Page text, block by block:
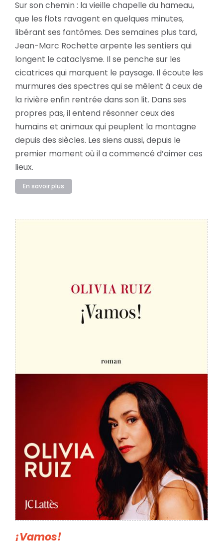
Sur son chemin : la vieille chapelle du hameau,
que les flots ravagent en quelques minutes,
libérant ses fantômes. Des semaines plus tard,
Jean-Marc Rochette arpente les sentiers qui
longent le cataclysme. Il se penche sur les
cicatrices qui marquent le paysage. Il écoute les
murmures des spectres qui se mêlent à ceux de
la rivière enfin rentrée dans son lit. Dans ses
propres pas, il entend résonner ceux des
humains et animaux qui peuplent la montagne
depuis des siècles. Les siens aussi, depuis le
premier moment où il a commencé d’aimer ces
lieux.
En savoir plus
¡Vamos!